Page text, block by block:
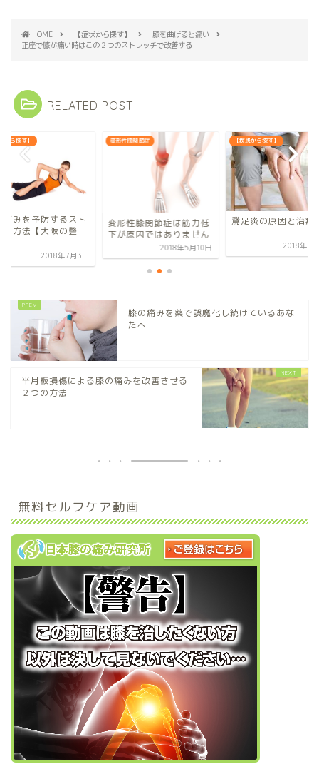
HOME 【症状から探す】
膝を曲げると痛い
正座で膝が痛い時はこの２つのストレッチで改善する
RELATED POST
から探す】
痛みを予防するスト
チ方法【大阪の整
2018年7月3日
変形性膝関節症
変形性膝関節症は筋力低
下が原因ではありません
2018年5月10日
【疾患から探す】
鵞足炎の原因と治療
2018年5
膝の痛みを薬で誤魔化し続けているあな
たへ
半月板損傷による膝の痛みを改善させる
２つの方法
無料セルフケア動画